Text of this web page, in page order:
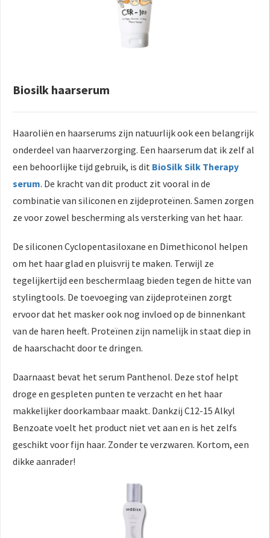
Biosilk haarserum
Haaroliën en haarserums zijn natuurlijk ook een belangrijk
onderdeel van haarverzorging. Een haarserum dat ik zelf al
een behoorlijke tijd gebruik, is dit BioSilk Silk Therapy
serum. De kracht van dit product zit vooral in de
combinatie van siliconen en zijdeproteïnen. Samen zorgen
ze voor zowel bescherming als versterking van het haar.
De siliconen Cyclopentasiloxane en Dimethiconol helpen
om het haar glad en pluisvrij te maken. Terwijl ze
tegelijkertijd een beschermlaag bieden tegen de hitte van
stylingtools. De toevoeging van zijdeproteïnen zorgt
ervoor dat het masker ook nog invloed op de binnenkant
van de haren heeft. Proteïnen zijn namelijk in staat diep in
de haarschacht door te dringen.
Daarnaast bevat het serum Panthenol. Deze stof helpt
droge en gespleten punten te verzacht en het haar
makkelijker doorkambaar maakt. Dankzij C12-15 Alkyl
Benzoate voelt het product niet vet aan en is het zelfs
geschikt voor fijn haar. Zonder te verzwaren. Kortom, een
dikke aanrader!